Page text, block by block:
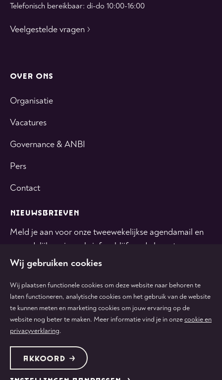
Telefonisch bereikbaar: di-do 10:00-16:00
Veelgestelde vragen
OVER ONS
Organisatie
Vacatures
Governance & ANBI
Pers
Contact
NIEUWSBRIEVEN
Meld je aan voor onze tweewekelijkse agendamail en
maandelijkse nieuwsbrief en blijf op de hoogte.
Volg
ons
op
tiktok
Volg
ons
op
facebook
Volg
ons
instagram
Volg
ons
Volg
ons
Protected by:de Merkplaats
Colofon & disclaimer
Privacy & cookies
Wij gebruiken cookies
Wij plaatsen functionele cookies om deze website naar behoren te
laten functioneren, analytische cookies om het gebruik van de website
te kunnen meten en marketing cookies om jouw ervaring op de
website nog beter te maken. Meer informatie vind je in onzecookie en
privacyverklaring.
AKKOORD